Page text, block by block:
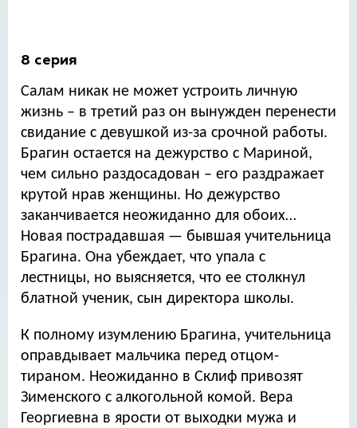
8 серия
Салам никак не может устроить личную
жизнь – в третий раз он вынужден перенести
свидание с девушкой из-за срочной работы.
Брагин остается на дежурство с Мариной,
чем сильно раздосадован – его раздражает
крутой нрав женщины. Но дежурство
заканчивается неожиданно для обоих…
Новая пострадавшая — бывшая учительница
Брагина. Она убеждает, что упала с
лестницы, но выясняется, что ее столкнул
блатной ученик, сын директора школы.
К полному изумлению Брагина, учительница
оправдывает мальчика перед отцом-
тираном. Неожиданно в Склиф привозят
Зименского с алкогольной комой. Вера
Георгиевна в ярости от выходки мужа и